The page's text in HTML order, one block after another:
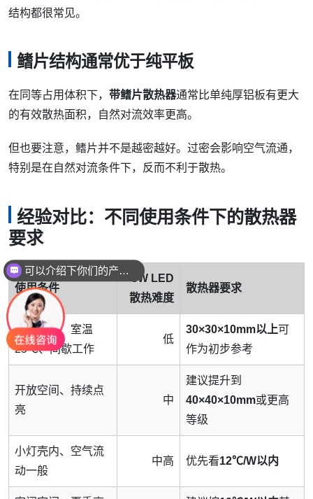
结构都很常见。
鳍片结构通常优于纯平板
在同等占用体积下， 带鳍片散热器通常比单纯厚铝板有更大
的有效散热面积，自然对流效率更高。
但也要注意，鳍片并不是越密越好。过密会影响空气流通，
特别是在自然对流条件下，反而不利于散热。
经验对比：不同使用条件下的散热器
要求
使用条件
3W LED
散热难度
散热器要求
开放空间、室温
25℃、间歇工作
低
30×30×10mm以上可
作为初步参考
开放空间、持续点
亮
中
建议提升到
40×40×10mm或更高
等级
小灯壳内、空气流
动一般
中高 优先看12℃/W以内
你们是怎么收费的呢